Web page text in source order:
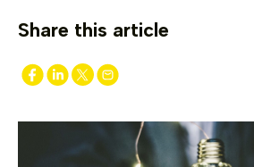
Share this article